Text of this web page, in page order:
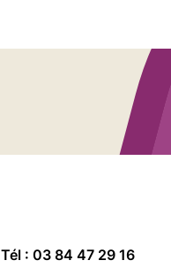
Tél : 03 84 47 29 16